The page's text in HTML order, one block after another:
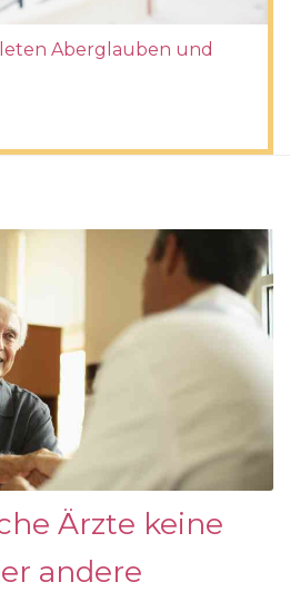
Aberglauben und
Ärzte keine
andere